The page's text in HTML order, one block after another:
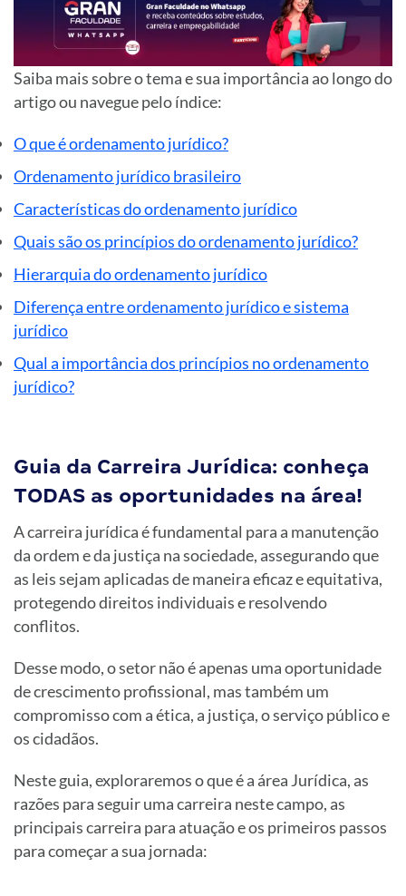
Saiba mais sobre o tema e sua importância ao longo do
artigo ou navegue pelo índice:
O que é ordenamento jurídico?
Ordenamento jurídico brasileiro
Características do ordenamento jurídico
Quais são os princípios do ordenamento jurídico?
Hierarquia do ordenamento jurídico
Diferença entre ordenamento jurídico e sistema
jurídico
Qual a importância dos princípios no ordenamento
jurídico?
Guia da Carreira Jurídica: conheça
TODAS as oportunidades na área!
A carreira jurídica é fundamental para a manutenção
da ordem e da justiça na sociedade, assegurando que
as leis sejam aplicadas de maneira eficaz e equitativa,
protegendo direitos individuais e resolvendo
conflitos.
Desse modo, o setor não é apenas uma oportunidade
de crescimento profissional, mas também um
compromisso com a ética, a justiça, o serviço público e
os cidadãos.
Neste guia, exploraremos o que é a área Jurídica, as
razões para seguir uma carreira neste campo, as
principais carreira para atuação e os primeiros passos
para começar a sua jornada: